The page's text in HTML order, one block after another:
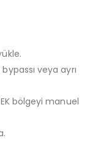
veya ayrı
bölgeyi manuel